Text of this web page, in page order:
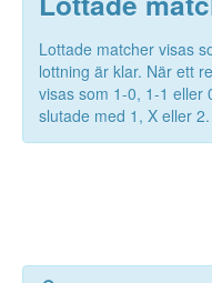
Lottade matcher visas
lottning är klar. När ett
visas som 1-0, 1-1 eller
slutade med 1, X eller 2.